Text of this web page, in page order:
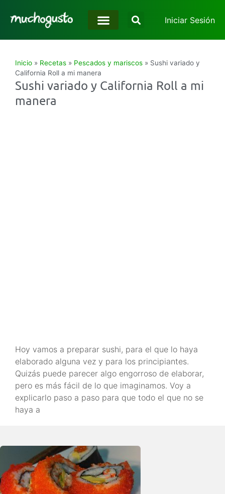
Iniciar Sesión
Inicio » Recetas » Pescados y mariscos » Sushi variado y
California Roll a mi manera
Sushi variado y California Roll a mi
manera
Hoy vamos a preparar sushi, para el que lo haya
elaborado alguna vez y para los principiantes.
Quizás puede parecer algo engorroso de elaborar,
pero es más fácil de lo que imaginamos. Voy a
explicarlo paso a paso para que todo el que no se
haya a